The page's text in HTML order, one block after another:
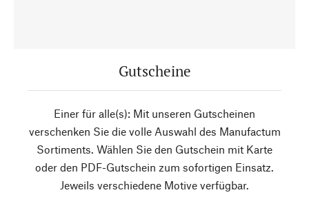
Gutscheine
Einer für alle(s): Mit unseren Gutscheinen
verschenken Sie die volle Auswahl des Manufactum
Sortiments. Wählen Sie den Gutschein mit Karte
oder den PDF-Gutschein zum sofortigen Einsatz.
Jeweils verschiedene Motive verfügbar.